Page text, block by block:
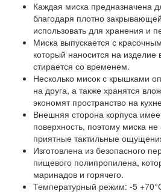
Каждая миска предназначена
благодаря плотно
использовать для хранения и
Миска выпускается с
который наносится на изделие
стирается со временем.
Несколько мисок с крышками
на друга, а также хранятся
экономят пространство на
Внешняя сторона корпуса
поверхность, поэтому миска не
приятные тактильные
Изготовлена из безопасного
пищевого полипропилена,
маринадов и горячего.
Температурный режим: -5